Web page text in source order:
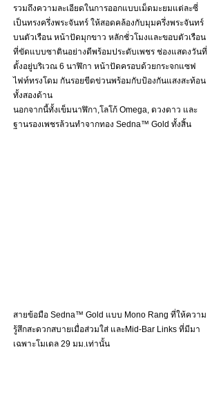
รวมถึงความละเอียดในการออกแบบเม็ดมะยมแต่ละซี่
เป็นทรงครึ่งพระจันทร์ ให้สอดคล้องกับมุมครึ่งพระจันทร์
บนตัวเรือน หน้าปัดมุกขาว หลักชั่วโมงและขอบตัวเรือน
ที่ขัดแบบซาตินอย่างดีพร้อมประดับเพชร ​ช่องแสดงวันที่
ตั้งอยู่บริเวณ 6 นาฬิกา หน้าปัดครอบด้วยกระจกแซฟ
ไฟท์ทรงโดม กันรอยขีดข่วนพร้อมกับป้องกันแสงสะท้อน
ทั้งสองด้าน
นอกจากนี้ทั้งเข็มนาฬิกา,โลโก้ Omega, ดวงดาว และ
ฐานรองเพชรล้วนทำจากทอง Sedna™ Gold ทั้งสิ้น
สายข้อมือ Sedna™ Gold แบบ Mono Rang ที่ให้ความ
รู้สึกสะดวกสบายเมื่อส่วมใส่ และMid-Bar Links ที่มีมา
เฉพาะโมเดล 29 มม.เท่านั้น